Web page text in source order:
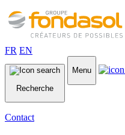
FR EN
Recherche
Menu
Contact